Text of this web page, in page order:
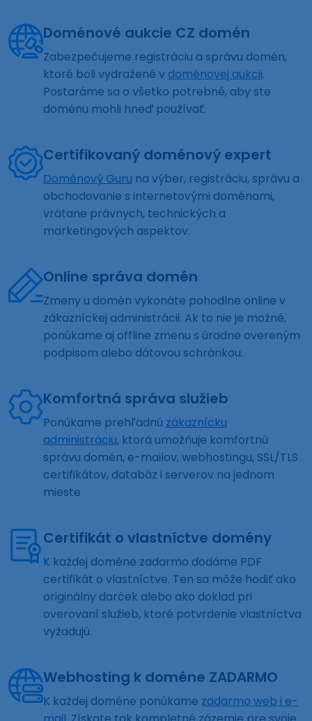
Doménové aukcie CZ domén
Zabezpečujeme registráciu a správu domén,
ktoré boli vydražené v doménovej aukcii.
Postaráme sa o všetko potrebné, aby ste
doménu mohli hneď používať.
Certifikovaný doménový expert
Doménový Guru na výber, registráciu, správu a
obchodovanie s internetovými doménami,
vrátane právnych, technických a
marketingových aspektov.
Online správa domén
Zmeny u domén vykonáte pohodlne online v
zákazníckej administrácii. Ak to nie je možné,
ponúkame aj offline zmenu s úradne overeným
podpisom alebo dátovou schránkou.
Komfortná správa služieb
Ponúkame prehľadnú zákaznícku
administráciu, ktorá umožňuje komfortnú
správu domén, e-mailov, webhostingu, SSL/TLS
certifikátov, databáz i serverov na jednom
mieste
Certifikát o vlastníctve domény
K každej doméne zadarmo dodáme PDF
certifikát o vlastníctve. Ten sa môže hodiť ako
originálny darček alebo ako doklad pri
overovaní služieb, ktoré potvrdenie vlastníctva
vyžadujú.
Webhosting k doméne ZADARMO
K každej doméne ponúkame zadarmo web i e-